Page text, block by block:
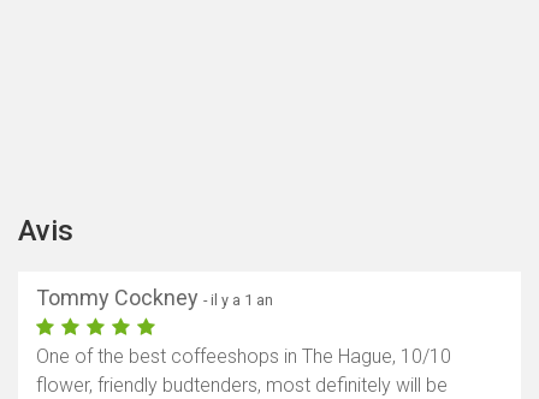
Avis
Tommy Cockney - il y a 1 an
One of the best coffeeshops in The Hague, 10/10
flower, friendly budtenders, most definitely will be